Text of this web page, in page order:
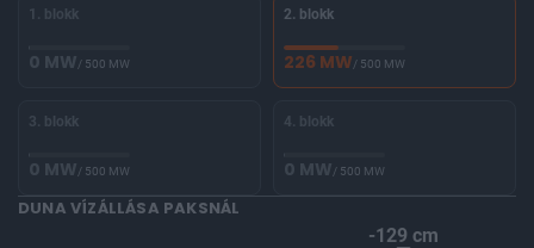
1. blokk
0 MW/ 500 MW
2. blokk
226 MW/ 500 MW
3. blokk
0 MW/ 500 MW
4. blokk
0 MW/ 500 MW
DUNA VÍZÁLLÁSA PAKSNÁL
-129 cm